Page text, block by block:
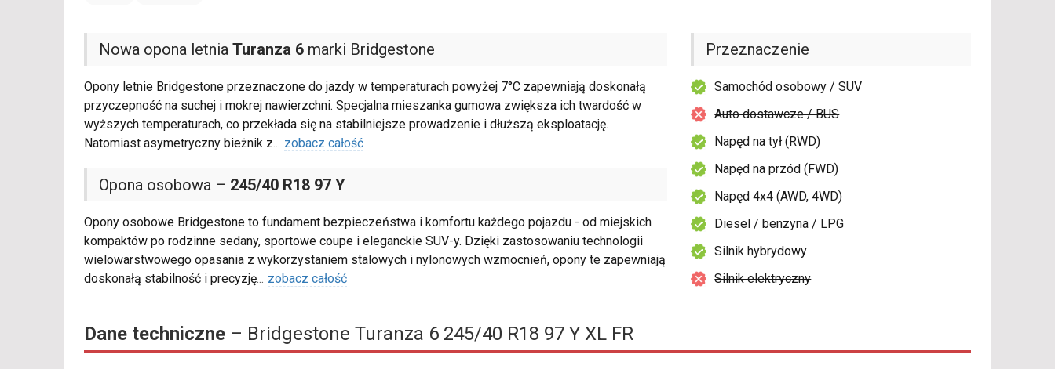
Nowa opona letnia Turanza 6 marki Bridgestone
Opony letnie Bridgestone przeznaczone do jazdy w temperaturach powyżej 7°C zapewniają doskonałą
przyczepność na suchej i mokrej nawierzchni. Specjalna mieszanka gumowa zwiększa ich twardość w
wyższych temperaturach, co przekłada się na stabilniejsze prowadzenie i dłuższą eksploatację.
Natomiast asymetryczny bieżnik z... zobacz całość
Opona osobowa – 245/40 R18 97 Y
Opony osobowe Bridgestone to fundament bezpieczeństwa i komfortu każdego pojazdu - od miejskich
kompaktów po rodzinne sedany, sportowe coupe i eleganckie SUV-y. Dzięki zastosowaniu technologii
wielowarstwowego opasania z wykorzystaniem stalowych i nylonowych wzmocnień, opony te zapewniają
doskonałą stabilność i precyzję... zobacz całość
Przeznaczenie
Samochód osobowy / SUV
Auto dostawcze / BUS
Napęd na tył (RWD)
Napęd na przód (FWD)
Napęd 4x4 (AWD, 4WD)
Diesel / benzyna / LPG
Silnik hybrydowy
Silnik elektryczny
Dane techniczne – Bridgestone Turanza 6 245/40 R18 97 Y XL FR